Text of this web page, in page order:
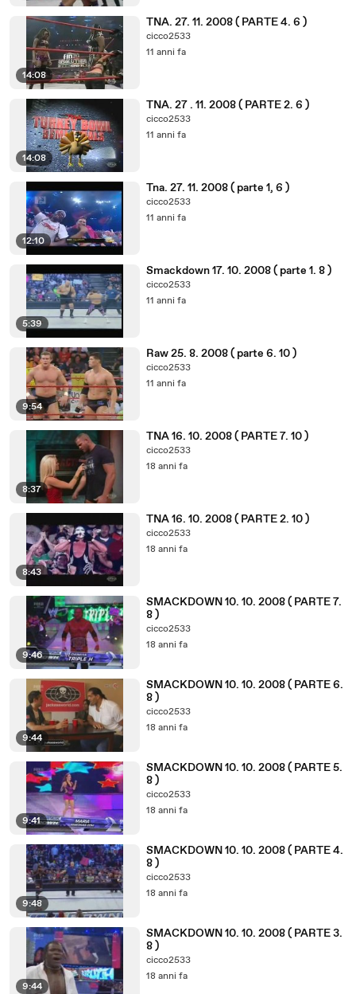
14:08
TNA. 27. 11. 2008 ( PARTE 4. 6 )
cicco2533
11 anni fa
14:08
TNA. 27 . 11. 2008 ( PARTE 2. 6 )
cicco2533
11 anni fa
12:10
Tna. 27. 11. 2008 ( parte 1, 6 )
cicco2533
11 anni fa
5:39
Smackdown 17. 10. 2008 ( parte 1. 8 )
cicco2533
11 anni fa
9:54
Raw 25. 8. 2008 ( parte 6. 10 )
cicco2533
11 anni fa
8:37
TNA 16. 10. 2008 ( PARTE 7. 10 )
cicco2533
18 anni fa
8:43
TNA 16. 10. 2008 ( PARTE 2. 10 )
cicco2533
18 anni fa
9:46
SMACKDOWN 10. 10. 2008 ( PARTE 7.
8 )
cicco2533
18 anni fa
9:44
SMACKDOWN 10. 10. 2008 ( PARTE 6.
8 )
cicco2533
18 anni fa
9:41
SMACKDOWN 10. 10. 2008 ( PARTE 5.
8 )
cicco2533
18 anni fa
9:48
SMACKDOWN 10. 10. 2008 ( PARTE 4.
8 )
cicco2533
18 anni fa
9:44
SMACKDOWN 10. 10. 2008 ( PARTE 3.
8 )
cicco2533
18 anni fa